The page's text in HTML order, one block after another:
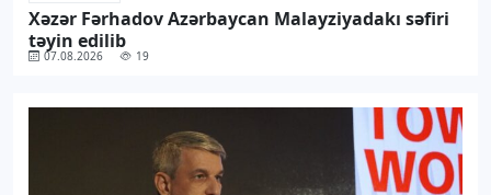
Xəzər Fərhadov Azərbaycan Malayziyadakı səfiri
təyin edilib
07.08.2026 19